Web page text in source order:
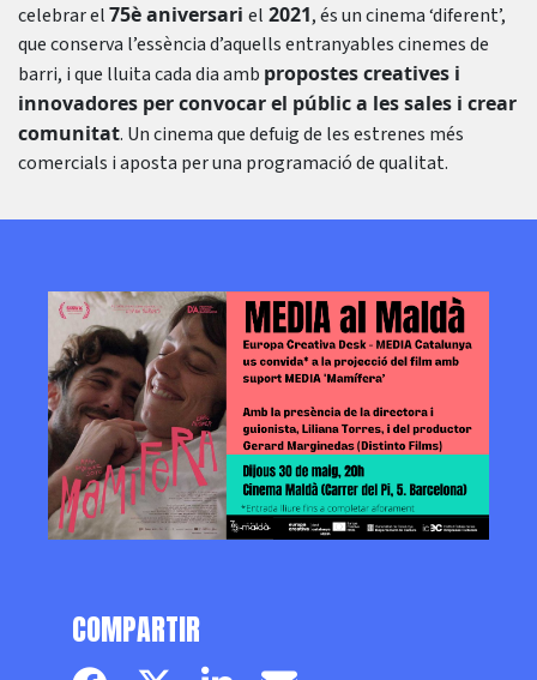
celebrar el75è aniversari el 2021, és un cinema ‘diferent’,
que conserva l’essència d’aquells entranyables cinemes de
barri, i que lluita cada dia amb propostes creatives i
innovadores per convocar el públic a les sales i crear
comunitat. Un cinema que defuig de les estrenes més
comercials i aposta per una programació de qualitat.
COMPARTIR